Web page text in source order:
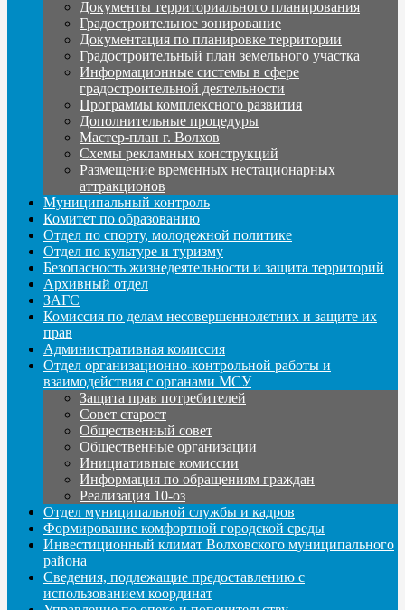
Документы территориального планирования
Градостроительное зонирование
Документация по планировке территории
Градостроительный план земельного участка
Информационные системы в сфере
градостроительной деятельности
Программы комплексного развития
Дополнительные процедуры
Мастер-план г. Волхов
Схемы рекламных конструкций
Размещение временных нестационарных
аттракционов
Муниципальный контроль
Комитет по образованию
Отдел по спорту, молодежной политике
Отдел по культуре и туризму
Безопасность жизнедеятельности и защита территорий
Архивный отдел
ЗАГС
Комиссия по делам несовершеннолетних и защите их
прав
Административная комиссия
Отдел организационно-контрольной работы и
взаимодействия с органами МСУ
Защита прав потребителей
Совет старост
Общественный совет
Общественные организации
Инициативные комиссии
Информация по обращениям граждан
Реализация 10-оз
Отдел муниципальной службы и кадров
Формирование комфортной городской среды
Инвестиционный климат Волховского муниципального
района
Сведения, подлежащие предоставлению с
использованием координат